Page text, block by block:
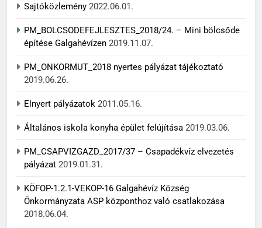
Sajtóközlemény 2022.06.01.
PM_BOLCSODEFEJLESZTES_2018/24. – Mini bölcsőde
építése Galgahévízen 2019.11.07.
PM_ONKORMUT_2018 nyertes pályázat tájékoztató
2019.06.26.
Elnyert pályázatok 2011.05.16.
Általános iskola konyha épület felújítása 2019.03.06.
PM_CSAPVIZGAZD_2017/37 – Csapadékvíz elvezetés
pályázat 2019.01.31.
KÖFOP-1.2.1-VEKOP-16 Galgahévíz Község
Önkormányzata ASP központhoz való csatlakozása
2018.06.04.